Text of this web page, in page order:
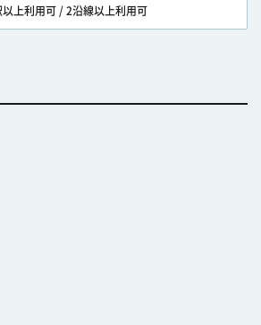
以上利用可 / 2沿線以上利用可